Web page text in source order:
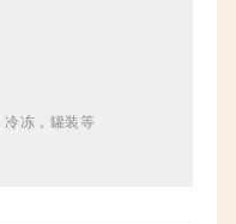
冷冻，罐装等